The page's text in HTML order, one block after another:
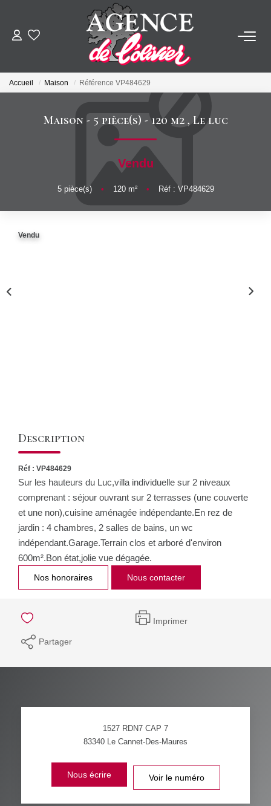
ACHETER
LOUER
ESTIMER
FAIRE GÉRER
SYNDIC
Accueil Maison Référence VP484629
Maison - 5 pièce(s) - 120 m2 ,Le luc
Vendu
5pièce(s) • 120m² • Réf : VP484629
Vendu
Description
Réf : VP484629
Sur les hauteurs du Luc,villa individuelle sur 2 niveaux
comprenant : séjour ouvrant sur 2 terrasses (une couverte
et une non),cuisine aménagée indépendante.En rez de
jardin : 4 chambres, 2 salles de bains, un wc
indépendant.Garage.Terrain clos et arboré d'environ
600m².Bon état,jolie vue dégagée.
Nos honoraires Nous contacter
Imprimer
Partager
1527 RDN7 CAP 7
83340 Le Cannet-Des-Maures
Nous écrire Voir le numéro